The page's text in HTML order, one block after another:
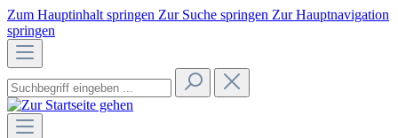
Zum Hauptinhalt springen Zur Suche springen Zur Hauptnavigation
springen